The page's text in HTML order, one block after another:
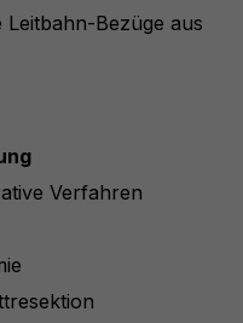
Bezüge aus
Verfahren